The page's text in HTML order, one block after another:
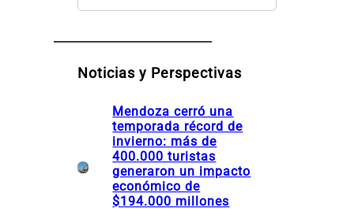
t
g
rNoticias y Perspectivas
Mendoza cerró una
temporada récord de
invierno: más de
400.000 turistas
generaron un impacto
económico de
$194.000 millones